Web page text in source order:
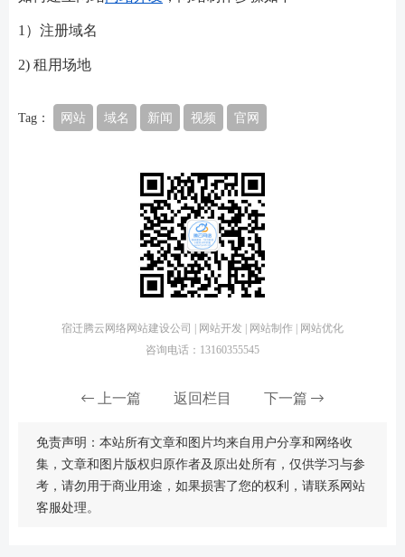
1）注册域名
2) 租用场地
Tag： 网站 域名 新闻 视频 官网
宿迁腾云网络网站建设公司 | 网站开发 | 网站制作 | 网站优化
咨询电话：13160355545
上一篇 返回栏目 下一篇
免责声明：本站所有文章和图片均来自用户分享和网络收
集，文章和图片版权归原作者及原出处所有，仅供学习与参
考，请勿用于商业用途，如果损害了您的权利，请联系网站
客服处理。